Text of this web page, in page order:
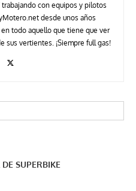
con equipos y pilotos
desde unos años
todo aquello que tiene que ver
sus vertientes. ¡Siempre full gas!
SUPERBIKE